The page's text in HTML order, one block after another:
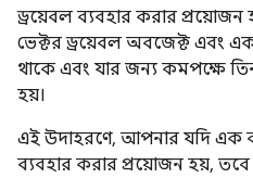
ড্রয়েবল ব্যবহার করার প্রয়োজন
ভেক্টর ড্রয়েবল অবজেক্ট এবং
থাকে এবং যার জন্য কমপক্ষে
হয়।
এই উদাহরণে, আপনার যদি এক
ব্যবহার করার প্রয়োজন হয়,